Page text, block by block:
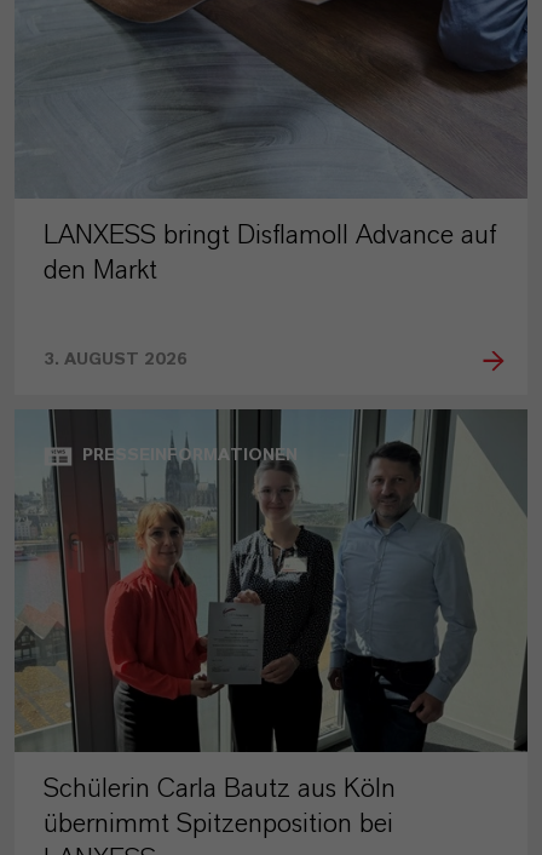
LANXESS bringt Disflamoll Advance auf
den Markt
3. AUGUST 2026
PRESSEINFORMATIONEN
Schülerin Carla Bautz aus Köln
übernimmt Spitzenposition bei